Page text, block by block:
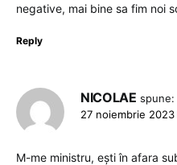
negative, mai bine sa fim noi
Reply
NICOLAE spune:
27 noiembrie 2023
M-me ministru, ești în afara